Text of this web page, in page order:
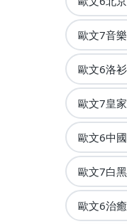
歐文7音
歐文6洛
歐文7皇
歐文6中
歐文7白
歐文6治